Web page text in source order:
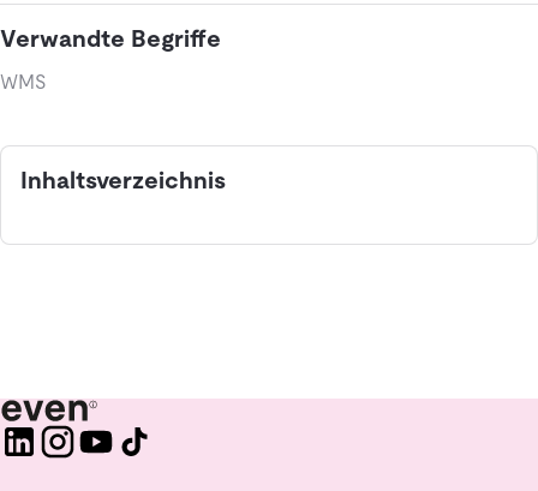
Verwandte Begriffe
WMS
Inhaltsverzeichnis